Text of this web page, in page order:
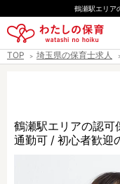
ー
の
鶴瀬駅エリア
TOP 埼玉県の保育士求人
鶴瀬駅エリアの認可
通勤可 / 初心者歓迎
都道府県